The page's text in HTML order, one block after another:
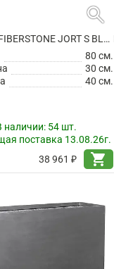
search
КАШПО FIBERSTONE JORT S BLACK
80 см.
30 см.
40 см.
наличии: 54 шт.
поставка 13.08.26г.
38 961 ₽
shopping_cart